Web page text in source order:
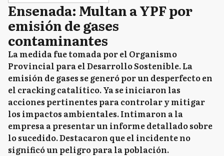
Ensenada: Multan a YPF por
emisión de gases
contaminantes
La medida fue tomada por el Organismo
Provincial para el Desarrollo Sostenible. La
emisión de gases se generó por un desperfecto en
el cracking catalítico. Ya se iniciaron las
acciones pertinentes para controlar y mitigar
los impactos ambientales. Intimaron a la
empresa a presentar un informe detallado sobre
lo sucedido. Destacaron que el incidente no
significó un peligro para la población.